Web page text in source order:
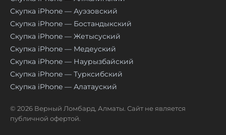
Скупка iPhone — Ауэзовский
Скупка iPhone — Бостандыкский
Скупка iPhone — Жетысуский
Скупка iPhone — Медеуский
Скупка iPhone — Наурызбайский
Скупка iPhone — Турксибский
Скупка iPhone — Алатауский
© 2026 Верный Ломбард, Алматы. Сайт не является
публичной офертой.